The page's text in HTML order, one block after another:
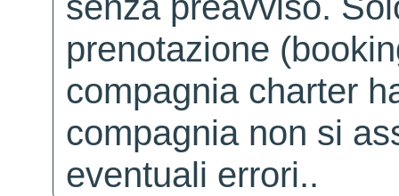
prenotazione
compagnia charter
compagnia non si
eventuali errori..